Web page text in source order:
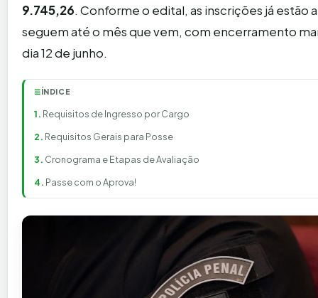
9.745,26. Conforme o edital, as inscrições já estão
seguem até o mês que vem, com encerramento
dia 12 de junho.
☰ÍNDICE
Requisitos de Ingresso por Cargo
Requisitos Gerais para Posse
Cronograma e Etapas de Avaliação
Passe com o Aprova!